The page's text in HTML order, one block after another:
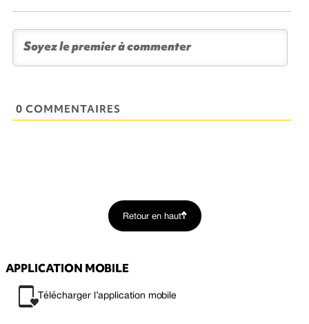
0 COMMENTAIRES
Retour en haut
APPLICATION MOBILE
Télécharger l’application mobile